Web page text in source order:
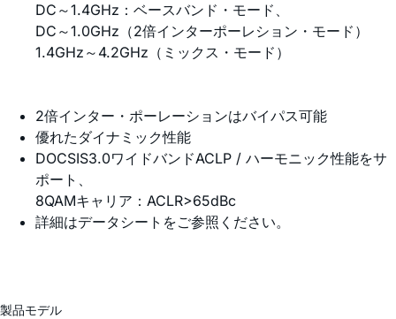
DC～1.4GHz：ベースバンド・モード、
DC～1.0GHz（2倍インターポーレション・モード）
1.4GHz～4.2GHz（ミックス・モード）
2倍インター・ポーレーションはバイパス可能
優れたダイナミック性能
DOCSIS3.0ワイドバンドACLP / ハーモニック性能をサ
ポート、
8QAMキャリア：ACLR>65dBc
詳細はデータシートをご参照ください。
製品モデル